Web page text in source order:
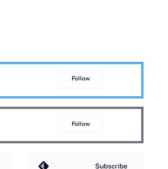
Follow
Follow
Subscribe